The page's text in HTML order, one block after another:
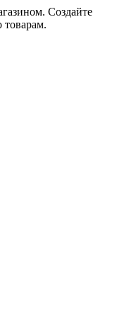
Создайте
товарам.